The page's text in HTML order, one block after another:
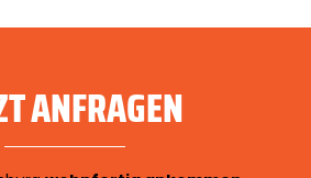
ANFRAGEN